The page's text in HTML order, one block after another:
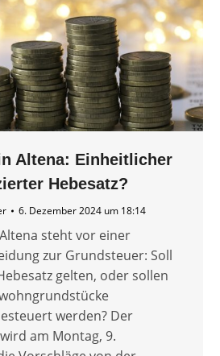
Altena: Einheitlicher
Hebesatz?
6. Dezember 2024 um 18:14
steht vor einer
zur Grundsteuer: Soll
gelten, oder sollen
werden? Der
am Montag, 9.